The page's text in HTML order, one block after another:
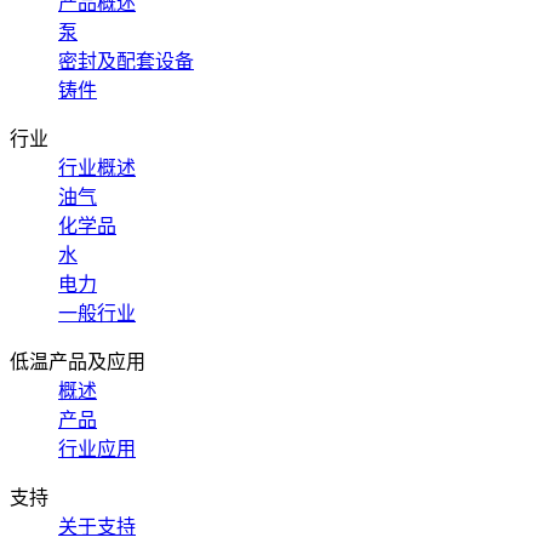
泵
密封及配套设备
铸件
行业
行业概述
油气
化学品
水
电力
一般行业
低温产品及应用
概述
产品
行业应用
支持
关于支持